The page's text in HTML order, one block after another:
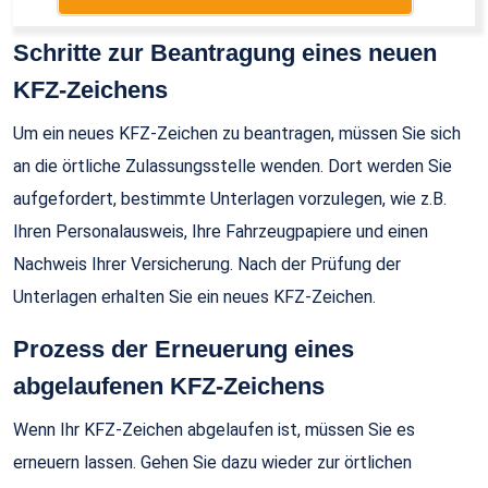
Schritte zur Beantragung eines neuen
KFZ-Zeichens
Um ein neues KFZ-Zeichen zu beantragen, müssen Sie sich
an die örtliche Zulassungsstelle wenden. Dort werden Sie
aufgefordert, bestimmte Unterlagen vorzulegen, wie z.B.
Ihren Personalausweis, Ihre Fahrzeugpapiere und einen
Nachweis Ihrer Versicherung. Nach der Prüfung der
Unterlagen erhalten Sie ein neues KFZ-Zeichen.
Prozess der Erneuerung eines
abgelaufenen KFZ-Zeichens
Wenn Ihr KFZ-Zeichen abgelaufen ist, müssen Sie es
erneuern lassen. Gehen Sie dazu wieder zur örtlichen